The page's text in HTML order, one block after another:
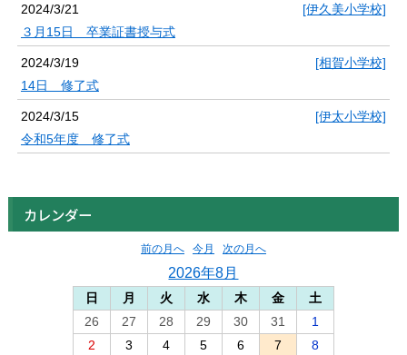
2024/3/21
[伊久美小学校]
３月15日 卒業証書授与式
2024/3/19
[相賀小学校]
14日 修了式
2024/3/15
[伊太小学校]
令和5年度 修了式
カレンダー
前の月へ 今月 次の月へ
2026年8月
日 月 火 水 木 金
土
26
27 28 29 30 31
1
2
3 4 5 6 7
8